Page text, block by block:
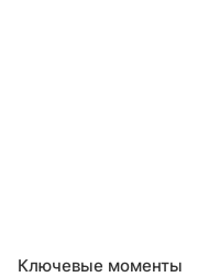
Ключевые моменты